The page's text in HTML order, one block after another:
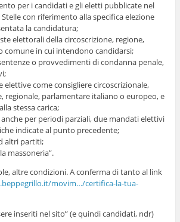
per i candidati e gli eletti pubblicate nel
con riferimento alla specifica elezione
la candidatura;
elettorali della circoscrizione, regione,
comune in cui intendono candidarsi;
o provvedimenti di condanna penale,
elettive come consigliere circoscrizionale,
regionale, parlamentare italiano o europeo, e
stessa carica;
per periodi parziali, due mandati elettivi
indicate al punto precedente;
altri partiti;
massoneria”.
altre condizioni. A conferma di tanto al link
movim…/certifica-la-tua-
inseriti nel sito” (e quindi candidati, ndr)